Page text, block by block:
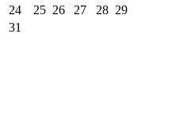
24
25 26 27 28 29
31